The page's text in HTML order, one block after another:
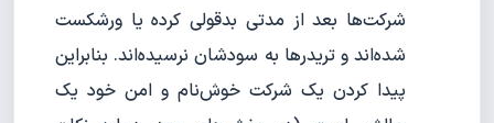
شرکت‌ها بعد از مدتی بدقولی کرده یا ورشکست
شده‌اند و تریدرها به سودشان نرسیده‌اند. بنابراین
پیدا کردن یک شرکت خوش‌نام و امن خود یک